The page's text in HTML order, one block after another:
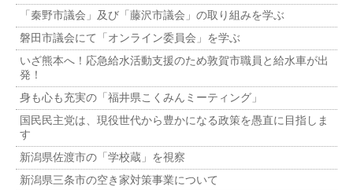
「秦野市議会」及び「藤沢市議会」の取り組みを学ぶ
磐田市議会にて「オンライン委員会」を学ぶ
いざ熊本へ！応急給水活動支援のため敦賀市職員と給水車が出
発！
身も心も充実の「福井県こくみんミーティング」
国民民主党は、現役世代から豊かになる政策を愚直に目指しま
す
新潟県佐渡市の「学校蔵」を視察
新潟県三条市の空き家対策事業について